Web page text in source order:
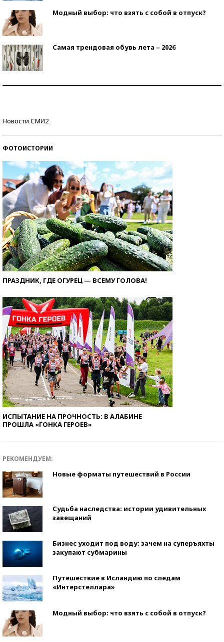
Модный выбор: что взять с собой в отпуск?
Самая трендовая обувь лета – 2026
Новости СМИ2
ФОТОИСТОРИИ
ПРАЗДНИК, ГДЕ ОГУРЕЦ — ВСЕМУ ГОЛОВА!
ИСПЫТАНИЕ НА ПРОЧНОСТЬ: В АЛАБИНЕ
ПРОШЛА «ГОНКА ГЕРОЕВ»
РЕКОМЕНДУЕМ:
Новые форматы путешествий в России
Судьба наследства: истории удивительных
завещаний
Бизнес уходит под воду: зачем на суперъяхты
закупают субмарины
Путешествие в Исландию по следам
«Интерстеллара»
Модный выбор: что взять с собой в отпуск?